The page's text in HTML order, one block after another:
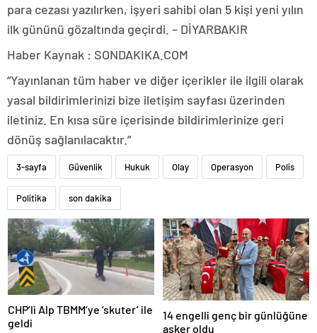
para cezası yazılırken, işyeri sahibi olan 5 kişi yeni yılın
ilk gününü gözaltında geçirdi. – DİYARBAKIR
Haber Kaynak : SONDAKIKA.COM
“Yayınlanan tüm haber ve diğer içerikler ile ilgili olarak
yasal bildirimlerinizi bize iletişim sayfası üzerinden
iletiniz. En kısa süre içerisinde bildirimlerinize geri
dönüş sağlanılacaktır.”
3-sayfa Güvenlik Hukuk Olay Operasyon Polis
Politika son dakika
CHP’li Alp TBMM’ye ‘skuter’ ile
geldi
14 engelli genç bir günlüğüne
asker oldu